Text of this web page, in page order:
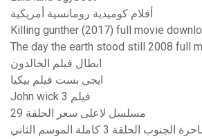
أفلام كوميدية رومانسية أمريكية
Killing gunther (2017) full movie
The day the earth stood still 2008 full
ابطال فيلم الخالدون
ايجي بست فيلم بيكيا
John wick 3 فيلم
مسلسل لاعلى سعر الحلقة 29
الحلقة 3 كاملة الموسم الثاني